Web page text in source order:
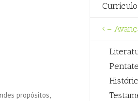
propósitos,
Currículo
–